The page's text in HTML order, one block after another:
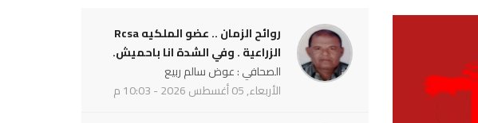
روائح الزمان .. عضو الملكيه Rcsa
الزراعية . وفي الشدة انا باحميش.
الصحافي : عوض سالم ربيع
الأربعاء, 05 أغسطس 2026 - 10:03 م